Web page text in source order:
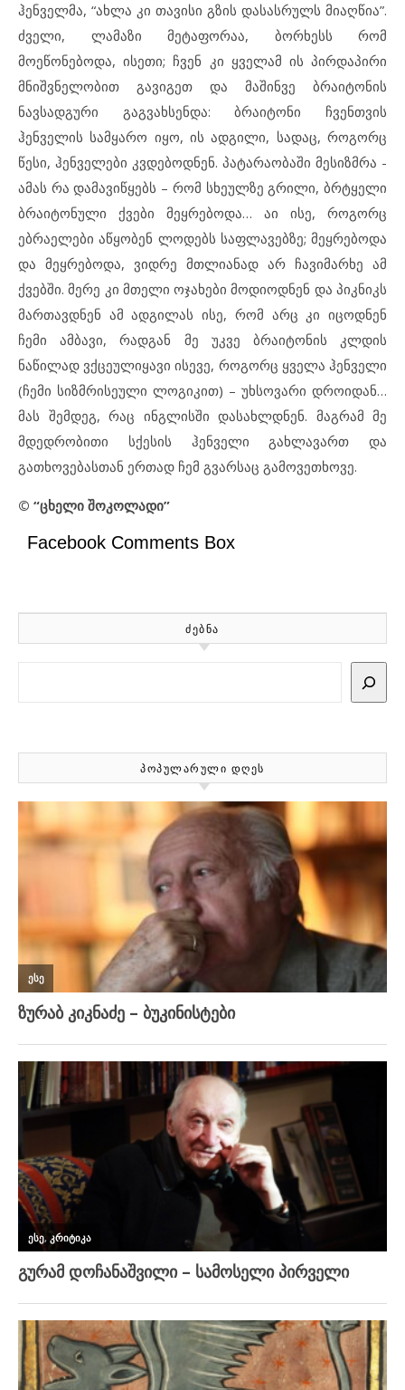
ჰენველმა, “ახლა კი თავისი გზის დასასრულს მიაღწია”.
ძველი, ლამაზი მეტაფორაა, ბორხესს რომ
მოეწონებოდა, ისეთი; ჩვენ კი ყველამ ის პირდაპირი
მნიშვნელობით გავიგეთ და მაშინვე ბრაიტონის
ნავსადგური გაგვახსენდა: ბრაიტონი ჩვენთვის
ჰენველის სამყარო იყო, ის ადგილი, სადაც, როგორც
წესი, ჰენველები კვდებოდნენ. პატარაობაში მესიზმრა ­-
ამას რა დამავიწყებს – რომ სხეულზე გრილი, ბრტყელი
ბრაიტონული ქვები მეყრებოდა… აი ისე, როგორც
ებრაელები აწყობენ ლოდებს საფლავებზე; მეყრებოდა
და მეყრებოდა, ვიდრე მთლიანად არ ჩავიმარხე ამ
ქვებში. მერე კი მთელი ოჯახები მოდიოდნენ და პიკნიკს
მართავდნენ ამ ადგილას ისე, რომ არც კი იცოდნენ
ჩემი ამბავი, რადგან მე უკვე ბრაიტონის კლდის
ნაწილად ვქცეულიყავი ისევე, როგორც ყველა ჰენველი
(ჩემი სიზმრისეული ლოგიკით) – უხსოვარი დროიდან…
მას შემდეგ, რაც ინგლისში დასახლდნენ. მაგრამ მე
მდედრობითი სქესის ჰენველი გახლავართ და
გათხოვებასთან ერთად ჩემ გვარსაც გამოვეთხოვე.
© “ცხელი შოკოლადი”
Facebook Comments Box
ᲫᲔᲑᲜᲐ
ᲞᲝᲞᲣᲚᲐᲠᲣᲚᲘ ᲓᲦᲔᲡ